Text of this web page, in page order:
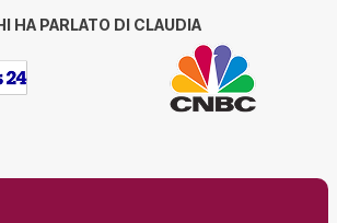
HA PARLATO DI CLAUDIA